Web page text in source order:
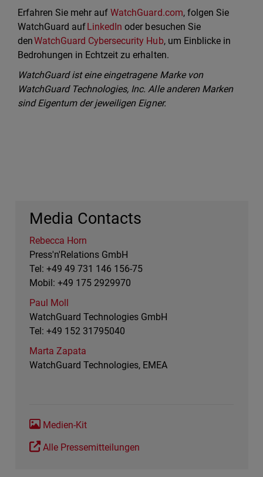
Erfahren Sie mehr aufWatchGuard.com, folgen Sie
WatchGuard auf LinkedIn oder besuchen Sie
denWatchGuard Cybersecurity Hub, um Einblicke in
Bedrohungen in Echtzeit zu erhalten.
WatchGuard ist eine eingetragene Marke von
WatchGuard Technologies, Inc. Alle anderen Marken
sind Eigentum der jeweiligen Eigner.
Media Contacts
Rebecca Horn
Press'n'Relations GmbH
Tel: +49 49 731 146 156-75
Mobil: +49 175 2929970
Paul Moll
WatchGuard Technologies GmbH
Tel: +49 152 31795040
Marta Zapata
WatchGuard Technologies, EMEA
Medien-Kit
Alle Pressemitteilungen